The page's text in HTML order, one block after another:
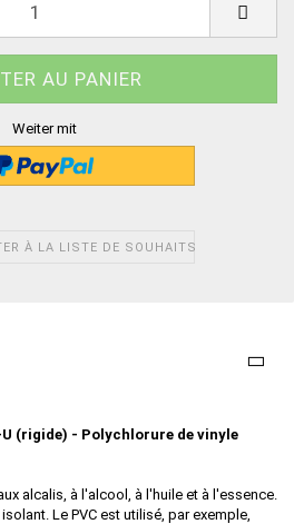
Weiter mit
À LA LISTE DE SOUHAITS
U (rigide) - Polychlorure de vinyle
alcalis, à l'alcool, à l'huile et à l'essence.
Le PVC est utilisé, par exemple,